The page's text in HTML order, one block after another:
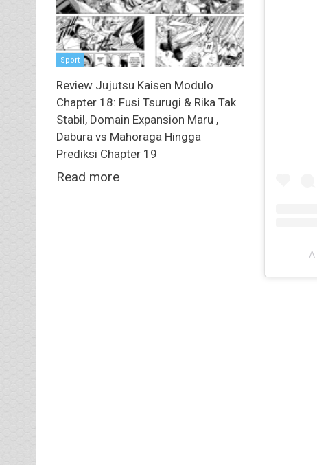
A
Sport
Review Jujutsu Kaisen Modulo
Chapter 18: Fusi Tsurugi & Rika Tak
Stabil, Domain Expansion Maru ,
Dabura vs Mahoraga Hingga
Prediksi Chapter 19
Read more